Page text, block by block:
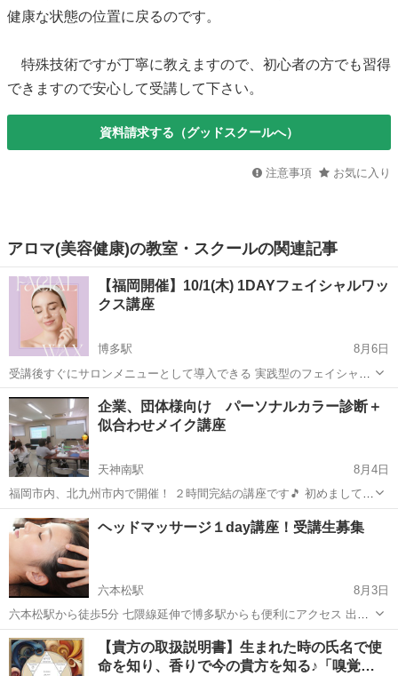
健康な状態の位置に戻るのです。
特殊技術ですが丁寧に教えますので、初心者の方でも習得
できますので安心して受講して下さい。
資料請求する（グッドスクールへ）
注意事項 お気に入り
アロマ(美容健康)の教室・スクールの関連記事
【福岡開催】10/1(木) 1DAYフェイシャルワッ
クス講座
博多駅
8月6日
受講後すぐにサロンメニューとして導入できる 実践型のフェイシャル
ワックス講座を開催します🫧 お顔の産毛や古い角質をやさしく取り除
き、 お肌を明るく、なめらかな印象へ導く フェイシャルワックス。
施術後の...
福岡 福岡市 博多駅 スキンケア
企業、団体様向け パーソナルカラー診断＋
似合わせメイク講座
天神南駅
8月4日
福岡市内、北九州市内で開催！ ２時間完結の講座です🎵 初めまして✨
Freedom代表のMiyukiです☺️ 主に企業や様々なグループに対して 色々
と講座を開催しています✨✨ こんな団体におすすめです♪⬇️ ✅イベン
福岡 福岡市 天神南駅 パーソナルカラー
ヘッドマッサージ１day講座！受講生募集
六本松駅
8月3日
六本松駅から徒歩5分 七隈線延伸で博多駅からも便利にアクセス 出来
るようになりました ★★ハレホオラで人気のヘッドマッサージを１日
で取得出来ます★★ ストレス・快眠・頭痛・眼精疲労・首こり...
福岡 福岡市 六本松駅 マッサージ
【貴方の取扱説明書】生まれた時の氏名で使
命を知り、香りで今の貴方を知る♪「嗅覚…